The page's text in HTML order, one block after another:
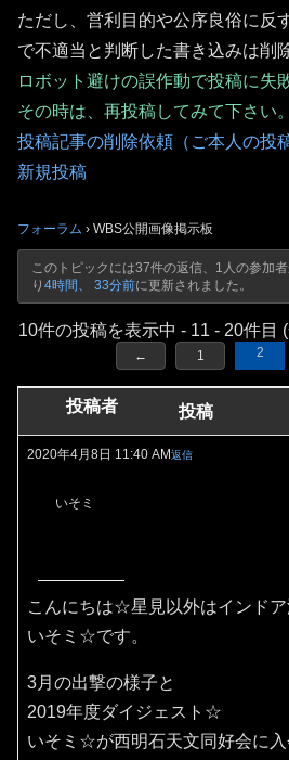
ただし、営利目的や公序良俗に反
で不適当と判断した書き込みは削
ロボット避けの誤作動で投稿に失
その時は、再投稿してみて下さい。
投稿記事の削除依頼（ご本人の投
新規投稿
フォーラム › WBS公開画像掲示板
このトピックには37件の返信、1人の参加
り 4時間、 33分前に更新されました。
10件の投稿を表示中 - 11 - 20件目
← 1 2
投稿者 投稿
2020年4月8日 11:40 AM返信
いそミ
こんにちは☆星見以外はインドア
いそミ☆です。
3月の出撃の様子と
2019年度ダイジェスト☆
いそミ☆が西明石天文同好会に